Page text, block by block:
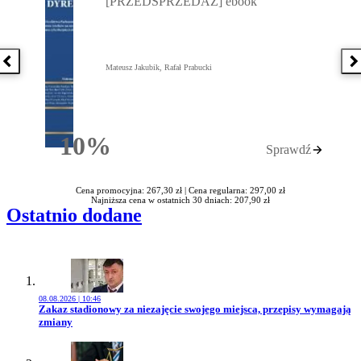
Poprzednia książka
10%Rabatu
Mateusz Jakubik, Rafał Prabucki
Sprawdź
Cena promocyjna: 267,30 zł | Cena regularna: 297,00 zł
Najniższa cena w ostatnich 30 dniach: 207,90 zł
Ostatnio dodane
08.08.2026 | 10:46
Przejdź do artykułu:
Zakaz stadionowy za niezajęcie swojego miejsca, przepisy wymagają
zmiany